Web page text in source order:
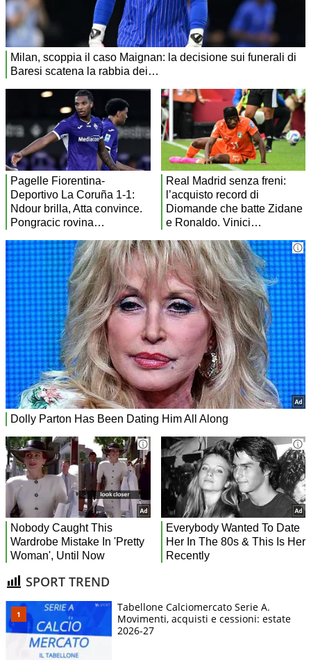
SPORT TREND
Tabellone Calciomercato Serie A.
Movimenti, acquisti e cessioni: estate
2026-27